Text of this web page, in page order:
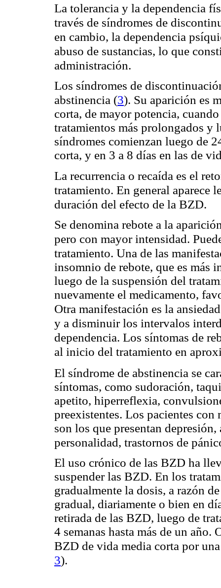
La tolerancia y la dependencia
través de síndromes de
en cambio, la dependencia
abuso de sustancias, lo que
administración.
Los síndromes de
abstinencia (3). Su aparición es
corta, de mayor potencia,
tratamientos más prolongados y
síndromes comienzan luego de
corta, y en 3 a 8 días en las de
La recurrencia o recaída es el
tratamiento. En general aparece
duración del efecto de la BZD.
Se denomina rebote a la
pero con mayor intensidad.
tratamiento. Una de las
insomnio de rebote, que es más
luego de la suspensión del
nuevamente el medicamento,
Otra manifestación es la
y a disminuir los intervalos
dependencia. Los síntomas de
al inicio del tratamiento en
El síndrome de abstinencia se
síntomas, como sudoración,
apetito, hiperreflexia,
preexistentes. Los pacientes
son los que presentan
personalidad, trastornos de
El uso crónico de las BZD ha
suspender las BZD. En los
gradualmente la dosis, a razón
gradual, diariamente o bien en
retirada de las BZD, luego de
4 semanas hasta más de un
BZD de vida media corta por
3).